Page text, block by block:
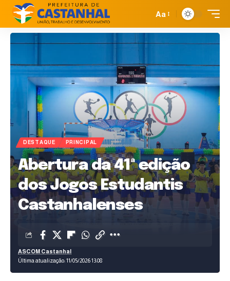
Aa
DESTAQUE PRINCIPAL
Abertura da 41ª edição
dos Jogos Estudantis
Castanhalenses
Última atualização: 11/05/2026 13:08
ASCOM Castanhal